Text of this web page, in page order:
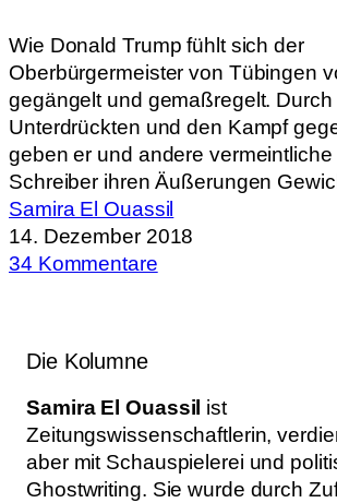
Wie Donald Trump fühlt sich der
Oberbürgermeister von Tübingen
gegängelt und gemaßregelt.
Unterdrückten und den Kampf
geben er und andere vermeintliche
Schreiber ihren Äußerungen
Samira El Ouassil
14. Dezember 2018
34 Kommentare
Die Kolumne
Samira El Ouassil ist
Zeitungswissenschaftlerin,
aber mit Schauspielerei und
Ghostwriting. Sie wurde durch